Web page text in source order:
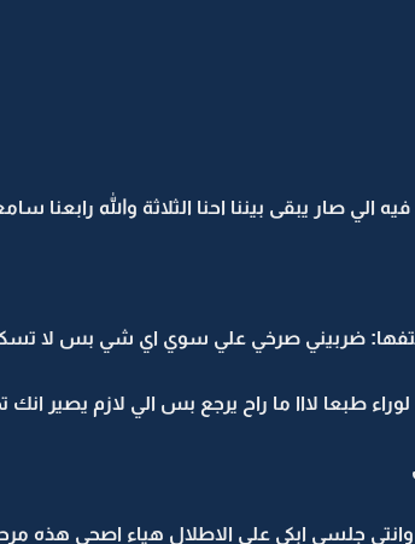
الي صار يبقى بيننا احنا الثلاثة والله رابعنا
ضربيني صرخي علي سوي اي شي بس لا
طبعا لااا ما راح يرجع بس الي لازم يصير
جلسي ابكي على الاطلال هياء اصحي هذه